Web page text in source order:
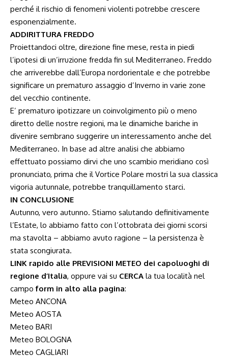
perché il rischio di fenomeni violenti potrebbe crescere
esponenzialmente.
ADDIRITTURA FREDDO
Proiettandoci oltre, direzione fine mese, resta in piedi
l’ipotesi di un’irruzione fredda fin sul Mediterraneo. Freddo
che arriverebbe dall’Europa nordorientale e che potrebbe
significare un prematuro assaggio d’Inverno in varie zone
del vecchio continente.
E’ prematuro ipotizzare un coinvolgimento più o meno
diretto delle nostre regioni, ma le dinamiche bariche in
divenire sembrano suggerire un interessamento anche del
Mediterraneo. In base ad altre analisi che abbiamo
effettuato possiamo dirvi che uno scambio meridiano così
pronunciato, prima che il Vortice Polare mostri la sua classica
vigoria autunnale, potrebbe tranquillamento starci.
IN CONCLUSIONE
Autunno, vero autunno. Stiamo salutando definitivamente
l’Estate, lo abbiamo fatto con l’ottobrata dei giorni scorsi
ma stavolta – abbiamo avuto ragione – la persistenza è
stata scongiurata.
LINK rapido alle PREVISIONI METEO dei capoluoghi di
regione d’Italia, oppure vai su CERCA la tua località nel
campoform in alto alla pagina:
Meteo ANCONA
Meteo AOSTA
Meteo BARI
Meteo BOLOGNA
Meteo CAGLIARI